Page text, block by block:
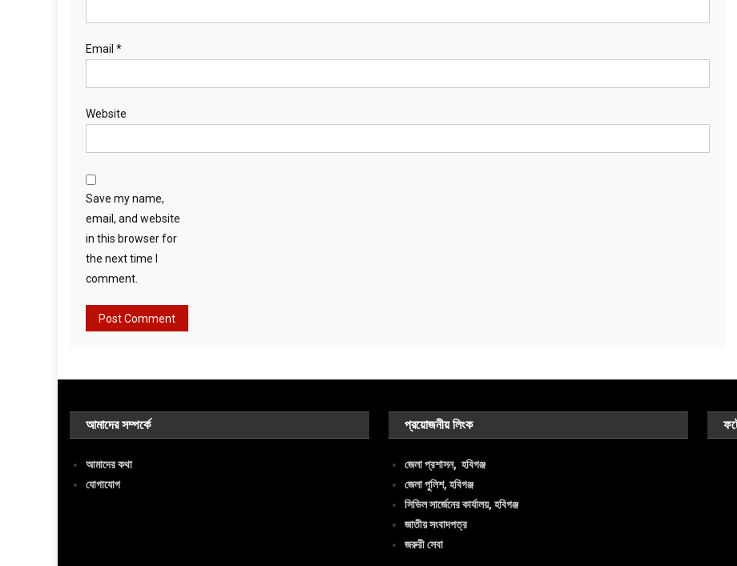
Email *
Website
Save my name,
email, and website
in this browser for
the next time I
comment.
আমাদের সম্পর্কে
আমাদের কথা
যোগাযোগ
প্রয়োজনীয় লিংক
জেলা প্রশাসন, হবিগঞ্জ
জেলা পুলিশ, হবিগঞ্জ
সিভিল সার্জেনের কার্যালয়, হবিগঞ্জ
জাতীয় সংবাদপত্র
জরুরী সেবা